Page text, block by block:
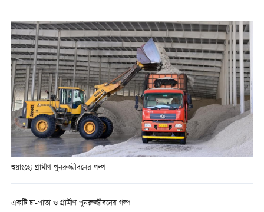
শুয়াংহ্যে গ্রামীণ পুনরুজ্জীবনের গল্প
একটি চা-পাতা ও গ্রামীণ পুনরুজ্জীবনের গল্প